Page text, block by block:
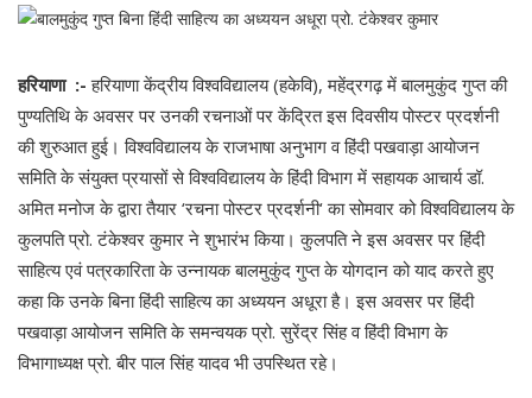
हरियाणा :- हरियाणा केंद्रीय विश्वविद्यालय (हकेवि), महेंद्रगढ़ में बालमुकुंद गुप्त की
पुण्यतिथि के अवसर पर उनकी रचनाओं पर केंद्रित इस दिवसीय पोस्टर प्रदर्शनी
की शुरुआत हुई। विश्वविद्यालय के राजभाषा अनुभाग व हिंदी पखवाड़ा आयोजन
समिति के संयुक्त प्रयासों से विश्वविद्यालय के हिंदी विभाग में सहायक आचार्य डॉ.
अमित मनोज के द्वारा तैयार ‘रचना पोस्टर प्रदर्शनी‘ का सोमवार को विश्वविद्यालय के
कुलपति प्रो. टंकेश्वर कुमार ने शुभारंभ किया। कुलपति ने इस अवसर पर हिंदी
साहित्य एवं पत्रकारिता के उन्नायक बालमुकुंद गुप्त के योगदान को याद करते हुए
कहा कि उनके बिना हिंदी साहित्य का अध्ययन अधूरा है। इस अवसर पर हिंदी
पखवाड़ा आयोजन समिति के समन्वयक प्रो. सुरेंद्र सिंह व हिंदी विभाग के
विभागाध्यक्ष प्रो. बीर पाल सिंह यादव भी उपस्थित रहे।